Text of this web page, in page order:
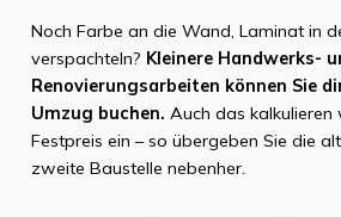
Noch Farbe an die Wand, Laminat in
verspachteln? Kleinere Handwerks-
Renovierungsarbeiten können Sie
Umzug buchen. Auch das
Festpreis ein – so übergeben Sie die
zweite Baustelle nebenher.